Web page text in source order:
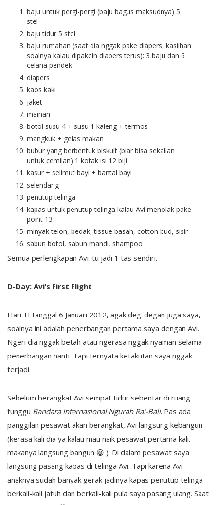
baju untuk pergi-pergi (baju bagus maksudnya) 5
stel
baju tidur 5 stel
baju rumahan (saat dia nggak pake diapers, kasiihan
soalnya kalau dipakein diapers terus): 3 baju dan 6
celana pendek
diapers
kaos kaki
jaket
mainan
botol susu 4 + susu 1 kaleng + termos
mangkuk + gelas makan
bubur yang berbentuk biskuit (biar bisa sekalian
untuk cemilan) 1 kotak isi 12 biji
kasur + selimut bayi + bantal bayi
selendang
penutup telinga
kapas untuk penutup telinga kalau Avi menolak pake
point 13
minyak telon, bedak, tissue basah, cotton bud, sisir
sabun botol, sabun mandi, shampoo
Semua perlengkapan Avi itu jadi 1 tas sendiri.
D-Day: Avi’s First Flight
Hari-H tanggal 6 Januari 2012, agak deg-degan juga saya,
soalnya ini adalah penerbangan pertama saya dengan Avi.
Ngeri dia nggak betah atau ngerasa nggak nyaman selama
penerbangan nanti. Tapi ternyata ketakutan saya nggak
terjadi.
Sebelum berangkat Avi sempat tidur sebentar di ruang
tunggu Bandara Internasional Ngurah Rai-Bali. Pas ada
panggilan pesawat akan berangkat, Avi langsung kebangun
(kerasa kali dia ya kalau mau naik pesawat pertama kali,
makanya langsung bangun 😀 ). Di dalam pesawat saya
langsung pasang kapas di telinga Avi. Tapi karena Avi
anaknya sudah banyak gerak jadinya kapas penutup telinga
berkali-kali jatuh dan berkali-kali pula saya pasang ulang. Saat